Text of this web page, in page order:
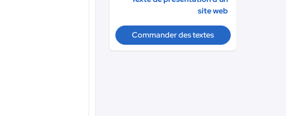
site web
Commander des textes